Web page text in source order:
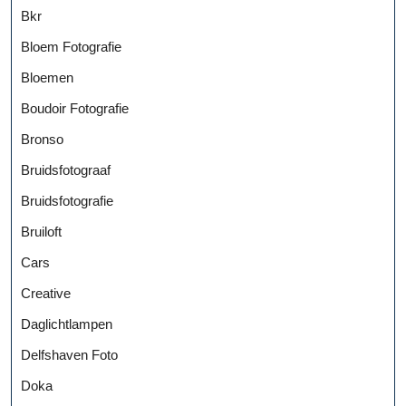
Bkr
Bloem Fotografie
Bloemen
Boudoir Fotografie
Bronso
Bruidsfotograaf
Bruidsfotografie
Bruiloft
Cars
Creative
Daglichtlampen
Delfshaven Foto
Doka